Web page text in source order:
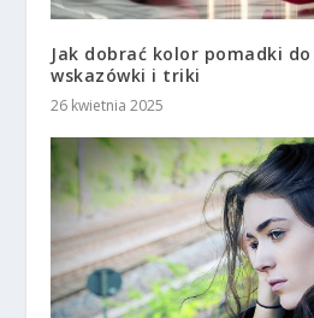
Jak dobrać kolor pomadki
wskazówki i triki
26 kwietnia 2025